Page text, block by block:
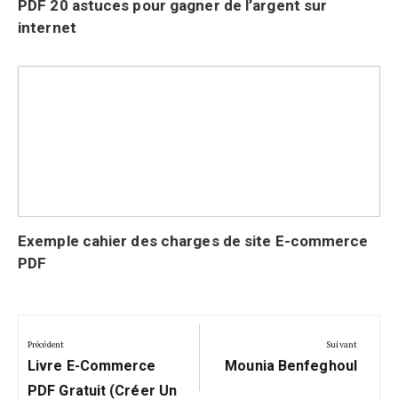
PDF 20 astuces pour gagner de l’argent sur
internet
Exemple cahier des charges de site E-commerce
PDF
de
l’article
Précédent
Précédent:
Livre E-Commerce
PDF Gratuit (Créer Un
Suivant
Suivant:
Mounia Benfeghoul